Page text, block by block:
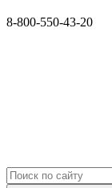
8-800-550-43-20